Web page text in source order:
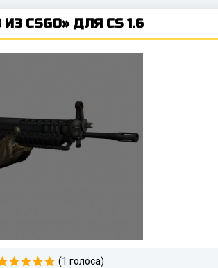
CSGO» ДЛЯ CS 1.6
(1 голоса)